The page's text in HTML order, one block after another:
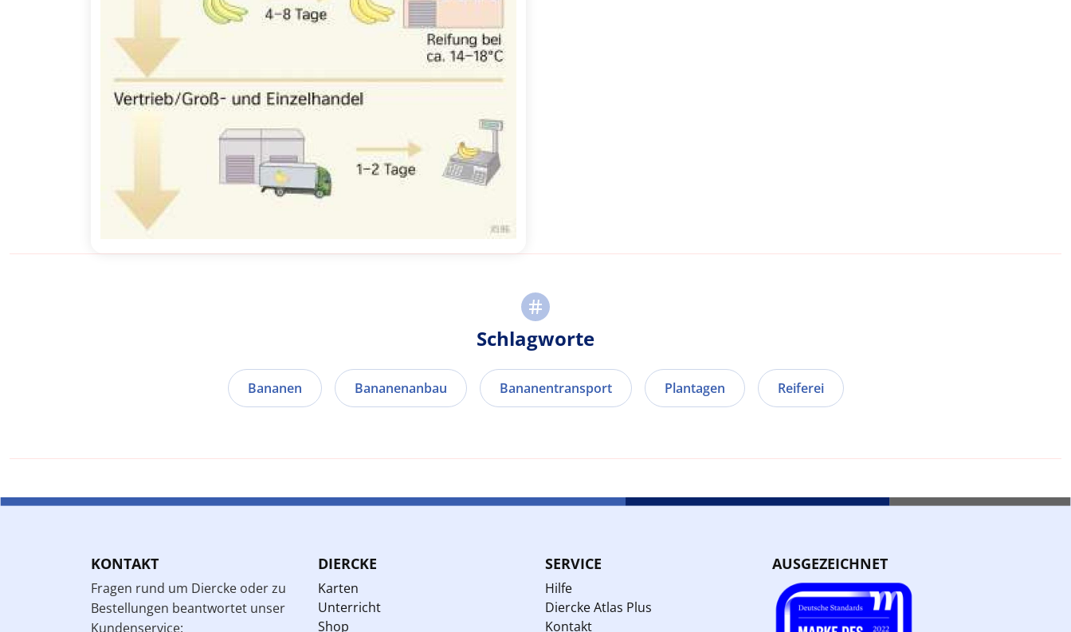
Schlagworte
Bananen Bananenanbau Bananentransport Plantagen Reiferei
KONTAKT
Fragen rund um Diercke oder zu
Bestellungen beantwortet unser
Kundenservice:
DIERCKE
Karten
Unterricht
Shop
SERVICE
Hilfe
Diercke Atlas Plus
Kontakt
AUSGEZEICHNET